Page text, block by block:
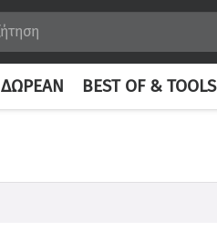
ΔΩΡΕΆΝ BEST OF & TOOLS